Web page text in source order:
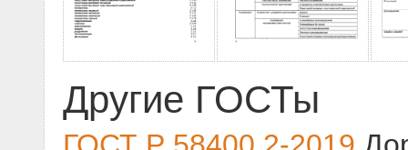
Другие ГОСТы